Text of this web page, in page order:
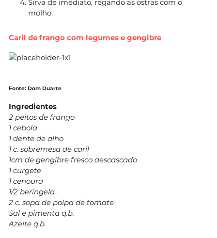
Sirva de imediato, regando as ostras com o
molho.
Caril de frango com legumes e gengibre
Fonte: Dom Duarte
Ingredientes
2 peitos de frango
1 cebola
1 dente de alho
1 c. sobremesa de caril
1cm de gengibre fresco descascado
1 curgete
1 cenoura
1/2 beringela
2 c. sopa de polpa de tomate
Sal e pimenta q.b.
Azeite q.b.